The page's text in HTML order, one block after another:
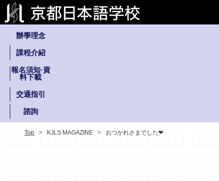
辦學理念
課程介紹
報名須知·資
料下載
交通指引
諮詢
Top KJLS MAGAZINE おつかれさまでした❤